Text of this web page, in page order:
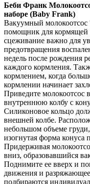
Беби Франк
наборе (Baby Frank)
Вакуумный
помощник для кормящей
сцеживание важно для
предотвращения
недель после рождения
каждого кормления.
кормлением, когда
кормлении начинает
Приведите молокоотсос
внутреннюю колбу с
Силиконовое кольцо
внешней колбе.
небольшом объеме
изогнутая форма конуса
Придерживая
вниз, образовавшийся
Поднимите ее вверх и
движения и
подбираются